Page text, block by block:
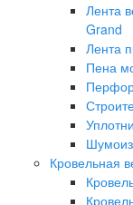
Лента
Grand
Лента
Пена
Кровельная